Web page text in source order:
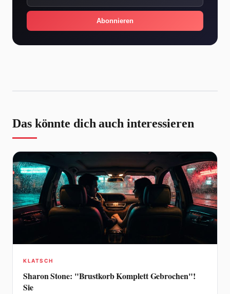
Abonnieren
Das könnte dich auch interessieren
KLATSCH
Sharon Stone: "Brustkorb Komplett Gebrochen"!
Sie